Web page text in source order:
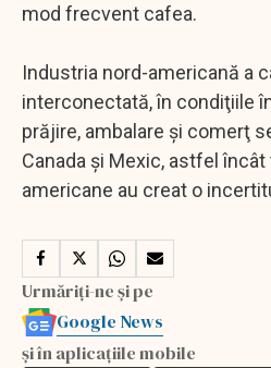
mod frecvent cafea.
Industria nord-americană a
interconectată, în condiţiile
prăjire, ambalare şi comerţ
Canada şi Mexic, astfel
americane au creat o
Urmăriți-ne și pe
Google News
și în aplicațiile mobile